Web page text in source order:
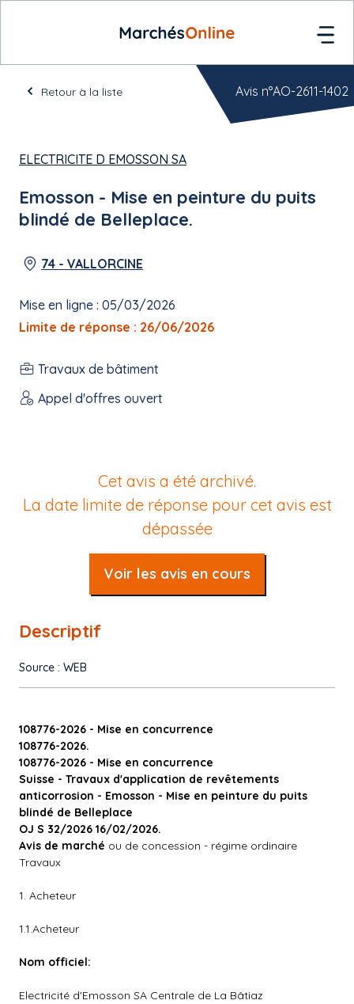
Retour à la liste
ELECTRICITE D EMOSSON SA
Emosson - Mise en peinture du puits
blindé de Belleplace.
74 - VALLORCINE
Mise en ligne : 05/03/2026
Limite de réponse : 26/06/2026
Travaux de bâtiment
Appel d'offres ouvert
Avis n°AO-2611-1402
Cet avis a été archivé.
La date limite de réponse pour cet avis est
dépassée
Voir les avis en cours
Descriptif
Source : WEB
108776-2026 - Mise en concurrence
108776-2026.
108776-2026 - Mise en concurrence
Suisse - Travaux d'application de revêtements
anticorrosion - Emosson - Mise en peinture du puits
blindé de Belleplace
OJ S 32/2026 16/02/2026.
Avis de marché ou de concession - régime ordinaire
Travaux
1. Acheteur
1.1.Acheteur
Nom officiel:
Electricité d'Emosson SA Centrale de La Bâtiaz